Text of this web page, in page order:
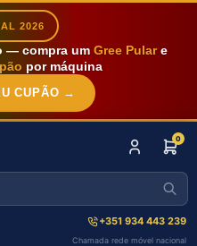
2026
— compra um Gree Pulare
por máquina
CUPÃO →
0
+351 934 443 239
Chamada rede móvel nacional